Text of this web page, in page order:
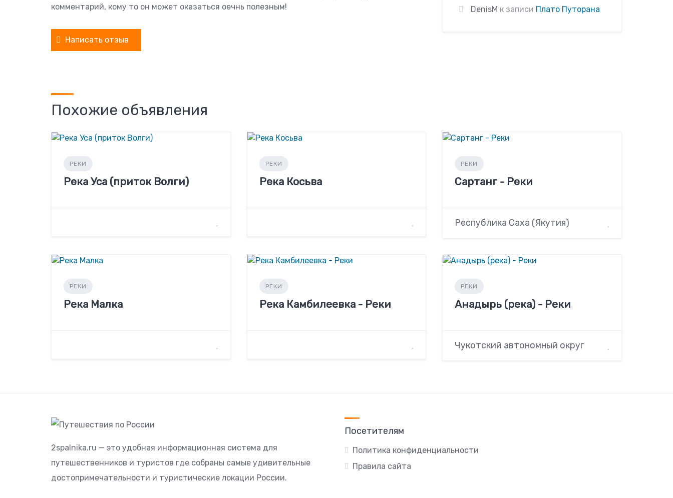
комментарий, кому то он может оказаться оечнь полезным!
Написать отзыв
DenisM к записи Плато Путорана
Похожие объявления
РЕКИ
Река Уса (приток Волги)
РЕКИ
Река Косьва
РЕКИ
Сартанг - Реки
Республика Саха (Якутия)
РЕКИ
Река Малка
РЕКИ
Река Камбилеевка - Реки
РЕКИ
Анадырь (река) - Реки
Чукотский автономный округ
2spalnika.ru — это удобная информационная система для
путешественников и туристов где собраны самые удивительные
достопримечательности и туристические локации России.
Посетителям
Политика конфиденциальности
Правила сайта